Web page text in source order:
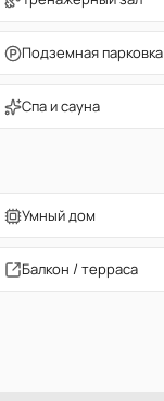
Подземная парковка
Спа и сауна
Умный дом
Балкон / терраса